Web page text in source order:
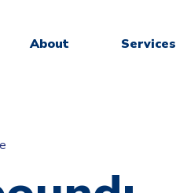
About Services